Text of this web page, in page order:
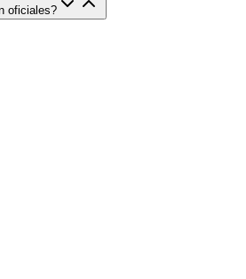
oficiales?